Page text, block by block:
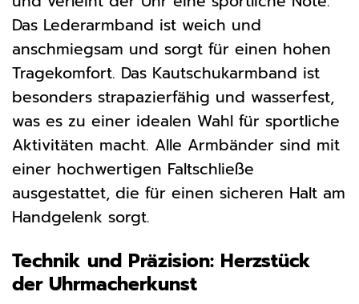
Das Lederarmband ist weich und
anschmiegsam und sorgt für einen hohen
Tragekomfort. Das Kautschukarmband ist
besonders strapazierfähig und wasserfest,
was es zu einer idealen Wahl für sportliche
Aktivitäten macht. Alle Armbänder sind mit
einer hochwertigen Faltschließe
ausgestattet, die für einen sicheren Halt am
Handgelenk sorgt.
Technik und Präzision: Herzstück
der Uhrmacherkunst